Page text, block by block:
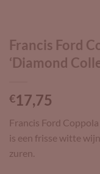
Francis Ford
‘Diamond
€17,75
Francis Ford
is een frisse witte
zuren.